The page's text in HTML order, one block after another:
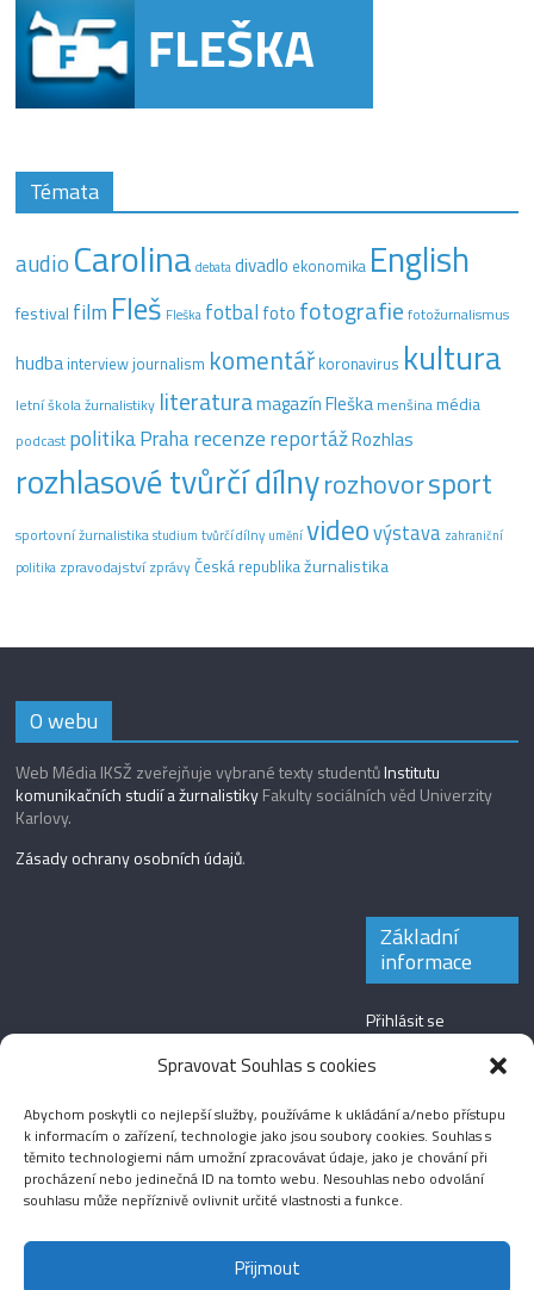
Spravovat Souhlas s cookies
Abychom poskytli co nejlepší služby, používáme k ukládání a/nebo přístupu
k informacím o zařízení, technologie jako jsou soubory cookies. Souhlas s
těmito technologiemi nám umožní zpracovávat údaje, jako je chování při
procházení nebo jedinečná ID na tomto webu. Nesouhlas nebo odvolání
souhlasu může nepříznivě ovlivnit určité vlastnosti a funkce.
Přijmout
Témata
audio Carolina debata divadlo ekonomika English
festival film Fleš Fleška fotbal foto fotografie fotožurnalismus
hudba interview journalism komentář koronavirus kultura
letní škola žurnalistiky literaturamagazín Fleška menšinamédia
podcast politikaPraharecenzereportážRozhlas
rozhlasové tvůrčí dílnyrozhovorsport
sportovní žurnalistika studium tvůrčí dílny uměnívideovýstava zahraniční
politika zpravodajstvízprávyČeská republikažurnalistika
O webu
Web Média IKSŽ zveřejňuje vybrané texty studentůInstitutu
komunikačních studií a žurnalistikyFakulty sociálních věd Univerzity
Karlovy.
Zásady ochrany osobních údajů.
Základní
informace
Přihlásit se
Zdroj kanálů
Kanál komentářů
Česká lokalizace